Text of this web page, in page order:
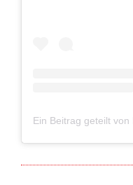
Ein Beitrag geteilt